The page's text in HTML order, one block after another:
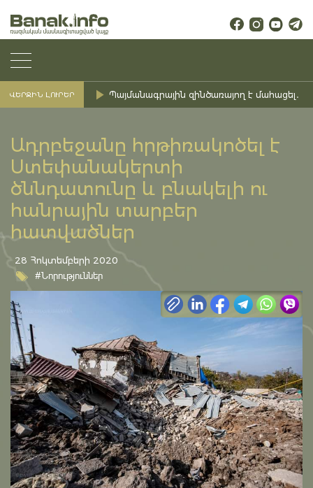
ՎԵՐՋԻՆ ԼՈՒՐԵՐ Պայմանագրային զինծառայող է մահացել․
Ադրբեջանը հրթիռակոծել է
Ստեփանակերտի
ծննդատունը և բնակելի ու
հանրային տարբեր
հատվածներ
28 Հոկտեմբերի 2020
#Նորություններ